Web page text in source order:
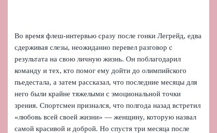
Во время флеш-интервью сразу после гонки Легрейд, едва
сдерживая слезы, неожиданно перевел разговор с
результата на свою личную жизнь. Он поблагодарил
команду и тех, кто помог ему дойти до олимпийского
пьедестала, а затем рассказал, что последние месяцы для
него были крайне тяжелыми с эмоциональной точки
зрения. Спортсмен признался, что полгода назад встретил
«любовь всей своей жизни» — женщину, которую назвал
самой красивой и доброй. Но спустя три месяца после